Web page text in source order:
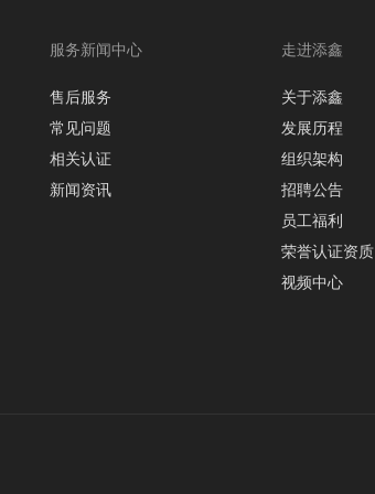
服务新闻中心
售后服务
常见问题
相关认证
新闻资讯
走进添鑫
关于添鑫
发展历程
组织架构
招聘公告
员工福利
荣誉认证资质
视频中心